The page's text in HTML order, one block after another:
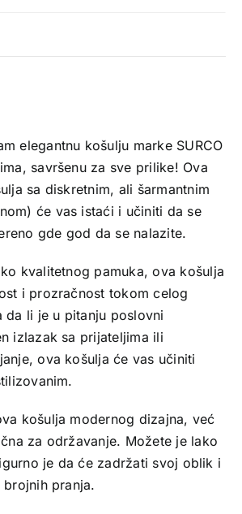
elegantnu košulju marke SURCO
savršenu za sve prilike! Ova
sa diskretnim, ali šarmantnim
će vas istaći i učiniti da se
gde god da se nalazite.
kvalitetnog pamuka, ova košulja
i prozračnost tokom celog
da li je u pitanju poslovni
izlazak sa prijateljima ili
ova košulja će vas učiniti
košulja modernog dizajna, već
za održavanje. Možete je lako
je da će zadržati svoj oblik i
pranja.